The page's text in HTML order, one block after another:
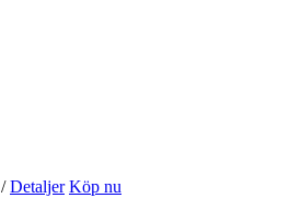
/ Detaljer Köp nu